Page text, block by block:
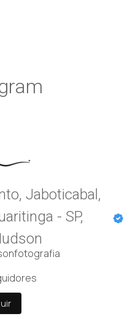
Jaboticabal,
- SP,